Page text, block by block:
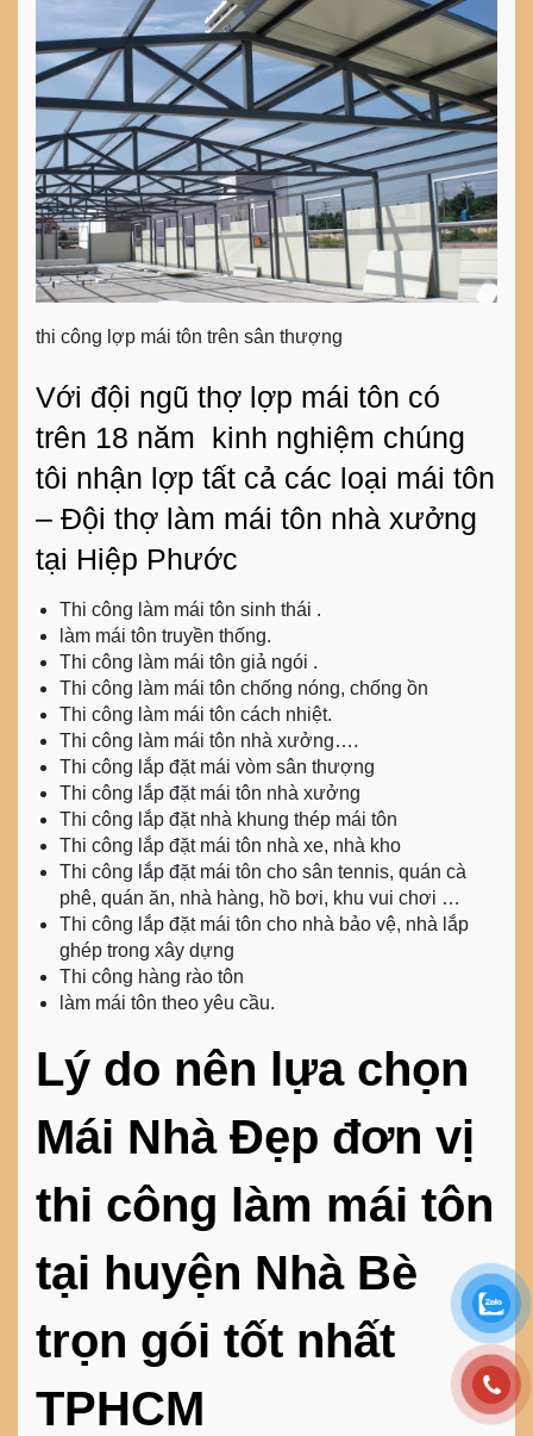
thi công lợp mái tôn trên sân thượng
Với đội ngũ thợ lợp mái tôn có
trên 18 năm kinh nghiệm chúng
tôi nhận lợp tất cả các loại mái tôn
– Đội thợ làm mái tôn nhà xưởng
tại Hiệp Phước
Thi công làm mái tôn sinh thái .
làm mái tôn truyền thống.
Thi công làm mái tôn giả ngói .
Thi công làm mái tôn chống nóng, chống ồn
Thi công làm mái tôn cách nhiệt.
Thi công làm mái tôn nhà xưởng….
Thi công lắp đặt mái vòm sân thượng
Thi công lắp đặt mái tôn nhà xưởng
Thi công lắp đặt nhà khung thép mái tôn
Thi công lắp đặt mái tôn nhà xe, nhà kho
Thi công lắp đặt mái tôn cho sân tennis, quán cà
phê, quán ăn, nhà hàng, hồ bơi, khu vui chơi …
Thi công lắp đặt mái tôn cho nhà bảo vệ, nhà lắp
ghép trong xây dựng
Thi công hàng rào tôn
làm mái tôn theo yêu cầu.
Lý do nên lựa chọn
Mái Nhà Đẹp đơn vị
thi công làm mái tôn
tại huyện Nhà Bè
trọn gói tốt nhất
TPHCM